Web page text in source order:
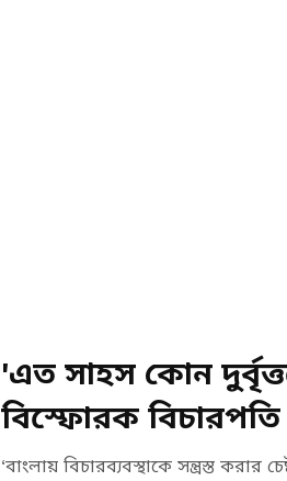
'এত সাহস কোন
বিস্ফোরক
‘বাংলায় বিচারব্যবস্থাকে সন্ত্রস্ত